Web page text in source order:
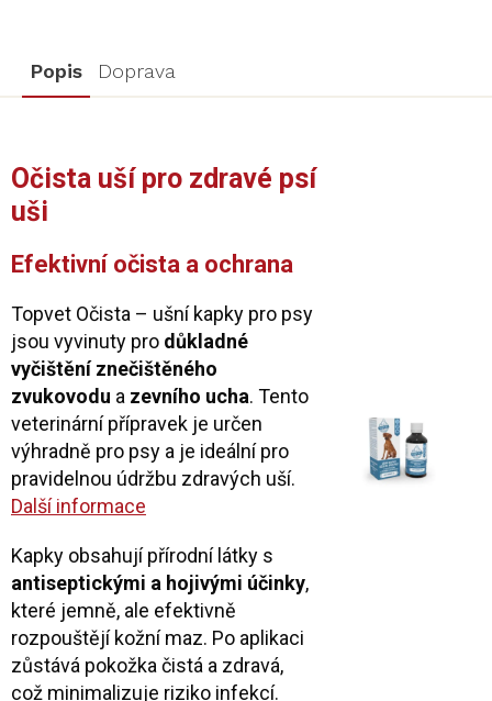
Popis Doprava
Očista uší pro zdravé psí
uši
Efektivní očista a ochrana
Topvet Očista – ušní kapky pro psy
jsou vyvinuty pro důkladné
vyčištění znečištěného
zvukovodu a zevního ucha. Tento
veterinární přípravek je určen
výhradně pro psy a je ideální pro
pravidelnou údržbu zdravých uší.
Další informace
Kapky obsahují přírodní látky s
antiseptickými a hojivými účinky,
které jemně, ale efektivně
rozpouštějí kožní maz. Po aplikaci
zůstává pokožka čistá a zdravá,
což minimalizuje riziko infekcí.